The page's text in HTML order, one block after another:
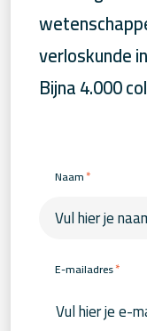
verloskunde
Bijna 4.000
Naam*
E-mailadres*